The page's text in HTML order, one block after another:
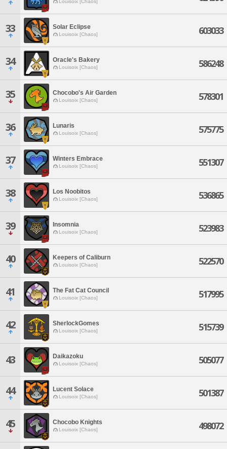
Louisoix [Chaos]
33 Solar Eclipse
Louisoix [Chaos] 603033
34 Oracle's Bakery
Louisoix [Chaos] 586248
35 Chocobo's Air Garden
Louisoix [Chaos] 578301
36 Lunaris
Louisoix [Chaos] 575775
37 Winters Embrace
Louisoix [Chaos] 551307
38 Los Noobitos
Louisoix [Chaos] 536865
39 Insomnia
Louisoix [Chaos] 523983
40 Keepers of Caliburn
Louisoix [Chaos] 522570
41 The Fat Cat Council
Louisoix [Chaos] 517995
42 SherlockGomes
Louisoix [Chaos] 515739
43 Daikazoku
Louisoix [Chaos] 505077
44 Lucent Solace
Louisoix [Chaos] 501387
45 Chocobo Knights
Louisoix [Chaos] 498072